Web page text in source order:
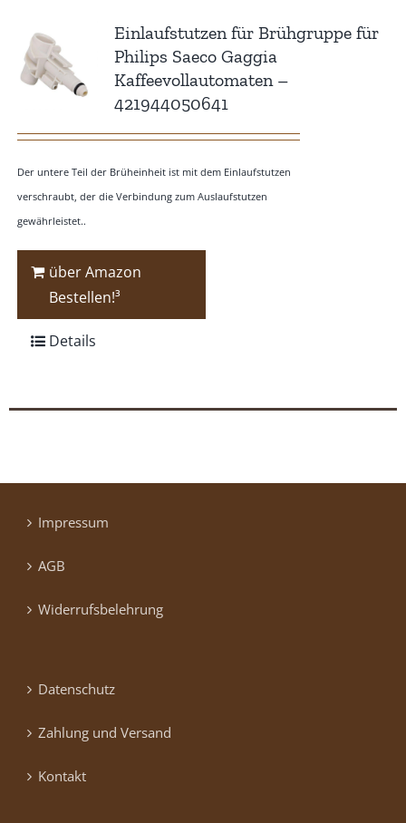
Einlaufstutzen für Brühgruppe für
Philips Saeco Gaggia
Kaffeevollautomaten –
421944050641
Der untere Teil der Brüheinheit ist mit dem Einlaufstutzen
verschraubt, der die Verbindung zum Auslaufstutzen
gewährleistet..
über Amazon
Bestellen!³
Details
Impressum
AGB
Widerrufsbelehrung
Datenschutz
Zahlung und Versand
Kontakt